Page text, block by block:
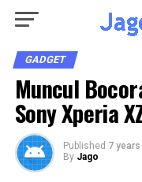
GADGET
Muncul
Sony Xperia
Published 7 years
By Jago